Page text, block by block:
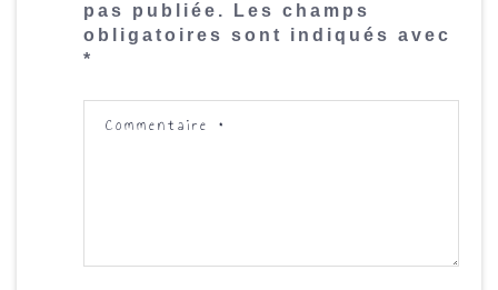
pas publiée.
Les champs
obligatoires sont indiqués avec
*
Commentaire *